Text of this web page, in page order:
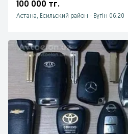
100 000 тг.
Астана, Есильский район - Бүгін 06:20